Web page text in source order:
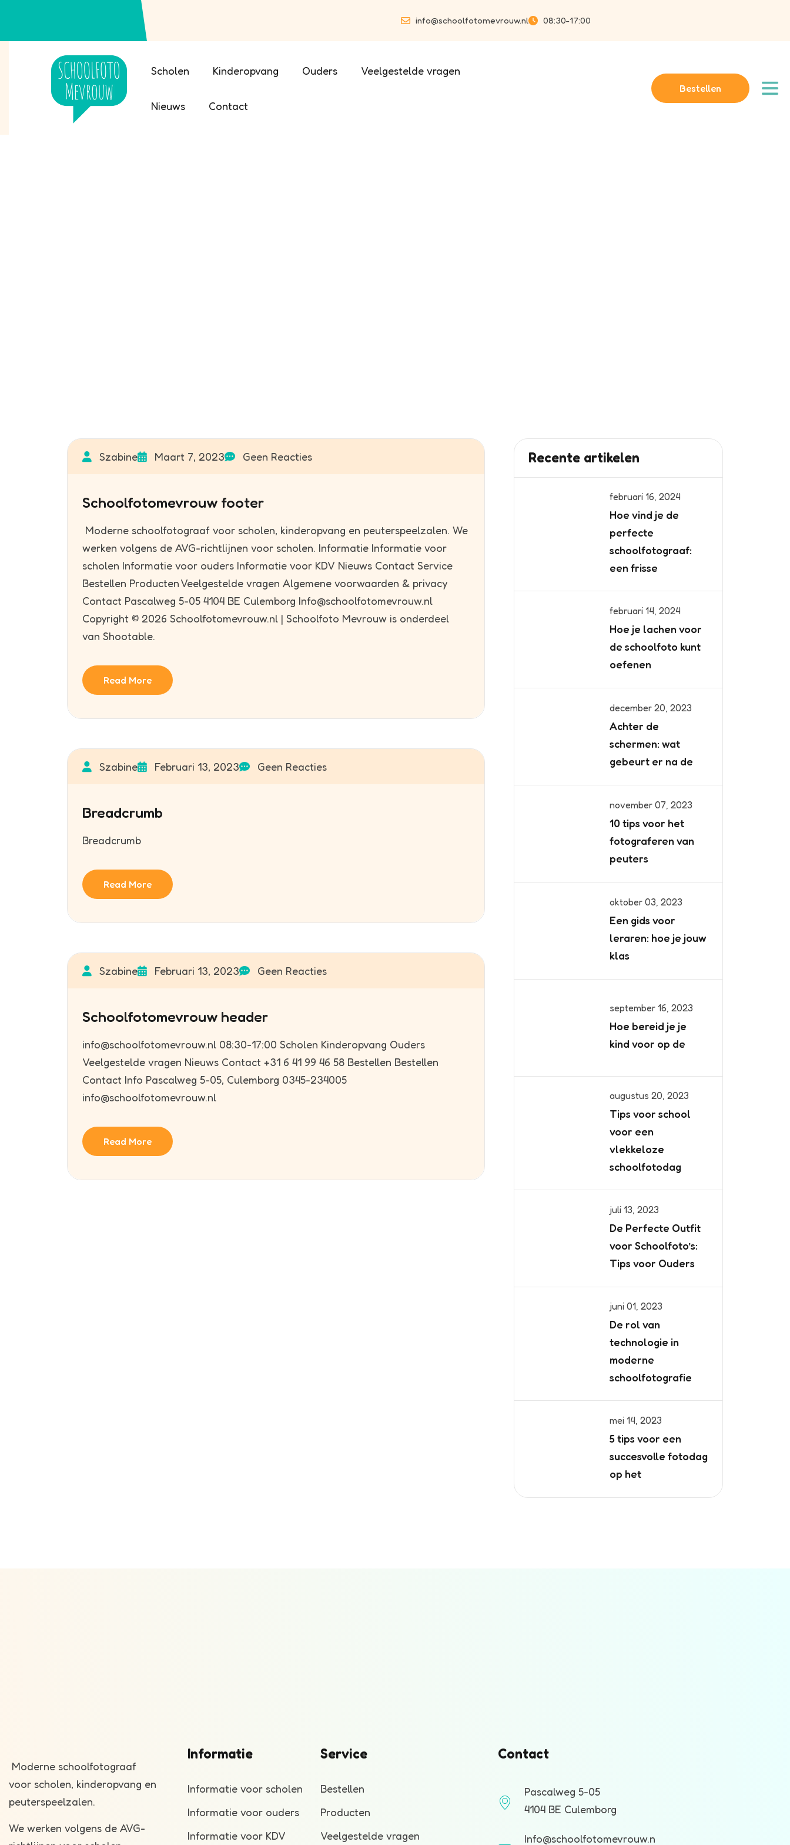
info@schoolfotomevrouw.nl 08:30-17:00
Scholen Kinderopvang Ouders Veelgestelde vragen
Nieuws Contact
Bestellen
Szabine Maart 7, 2023 Geen Reacties
Schoolfotomevrouw footer
Moderne schoolfotograaf voor scholen, kinderopvang en peuterspeelzalen. We
werken volgens de AVG-richtlijnen voor scholen. Informatie Informatie voor
scholen Informatie voor ouders Informatie voor KDV Nieuws Contact Service
Bestellen Producten Veelgestelde vragen Algemene voorwaarden & privacy
Contact Pascalweg 5-05 4104 BE Culemborg Info@schoolfotomevrouw.nl
Copyright © 2026 Schoolfotomevrouw.nl | Schoolfoto Mevrouw is onderdeel
van Shootable.
Read More
Szabine Februari 13, 2023 Geen Reacties
Breadcrumb
Breadcrumb
Read More
Szabine Februari 13, 2023 Geen Reacties
Schoolfotomevrouw header
info@schoolfotomevrouw.nl 08:30-17:00 Scholen Kinderopvang Ouders
Veelgestelde vragen Nieuws Contact +31 6 41 99 46 58 Bestellen Bestellen
Contact Info Pascalweg 5-05, Culemborg 0345-234005
info@schoolfotomevrouw.nl
Read More
Recente artikelen
februari 16, 2024
Hoe vind je de
perfecte
schoolfotograaf:
een frisse
februari 14, 2024
Hoe je lachen voor
de schoolfoto kunt
oefenen
december 20, 2023
Achter de
schermen: wat
gebeurt er na de
november 07, 2023
10 tips voor het
fotograferen van
peuters
oktober 03, 2023
Een gids voor
leraren: hoe je jouw
klas
september 16, 2023
Hoe bereid je je
kind voor op de
augustus 20, 2023
Tips voor school
voor een
vlekkeloze
schoolfotodag
juli 13, 2023
De Perfecte Outfit
voor Schoolfoto’s:
Tips voor Ouders
juni 01, 2023
De rol van
technologie in
moderne
schoolfotografie
mei 14, 2023
5 tips voor een
succesvolle fotodag
op het
Moderne schoolfotograaf
voor scholen, kinderopvang en
peuterspeelzalen.
We werken volgens de AVG-
Informatie
Informatie voor scholen
Informatie voor ouders
Informatie voor KDV
Service
Bestellen
Producten
Veelgestelde vragen
Contact
Pascalweg 5-05
4104 BE Culemborg
Info@schoolfotomevrouw.n